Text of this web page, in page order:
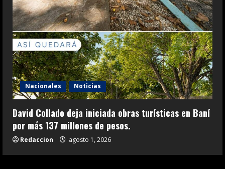
Nacionales Noticias
David Collado deja iniciada obras turísticas en Baní
por más 137 millones de pesos.
Redaccion agosto 1, 2026